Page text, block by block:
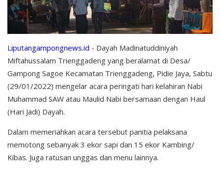
Liputangampongnews.id - Dayah Madinatuddiniyah
Miftahussalam Trienggadeng yang beralamat di Desa/
Gampong Sagoe Kecamatan Trienggadeng, Pidie Jaya, Sabtu
(29/01/2022) mengelar acara peringati hari kelahiran Nabi
Muhammad SAW atau Maulid Nabi bersamaan dengan Haul
(Hari Jadi) Dayah.
Dalam memeriahkan acara tersebut panitia pelaksana
memotong sebanyak 3 ekor sapi dan 15 ekor Kambing/
Kibas. Juga ratusan unggas dan menu lainnya.